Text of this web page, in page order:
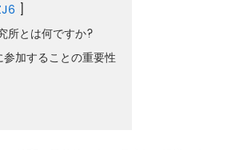
]
所とは何ですか?
参加することの重要性